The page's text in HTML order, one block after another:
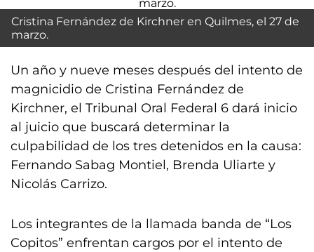
Cristina Fernández de Kirchner en Quilmes, el 27 de
marzo.
Un año y nueve meses después del intento de
magnicidio de Cristina Fernández de
Kirchner, el Tribunal Oral Federal 6 dará inicio
al juicio que buscará determinar la
culpabilidad de los tres detenidos en la causa:
Fernando Sabag Montiel, Brenda Uliarte y
Nicolás Carrizo.
Los integrantes de la llamada banda de “Los
Copitos” enfrentan cargos por el intento de